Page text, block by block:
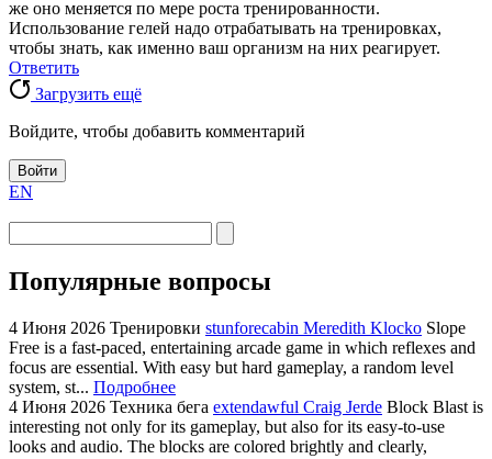
же оно меняется по мере роста тренированности.
Использование гелей надо отрабатывать на тренировках,
чтобы знать, как именно ваш организм на них реагирует.
Ответить
Загрузить ещё
Войдите, чтобы добавить комментарий
Войти
EN
Популярные вопросы
4 Июня 2026 Тренировки stunforecabin Meredith Klocko Slope
Free is a fast-paced, entertaining arcade game in which reflexes and
focus are essential. With easy but hard gameplay, a random level
system, st... Подробнее
4 Июня 2026 Техника бега extendawful Craig Jerde Block Blast is
interesting not only for its gameplay, but also for its easy-to-use
looks and audio. The blocks are colored brightly and clearly,